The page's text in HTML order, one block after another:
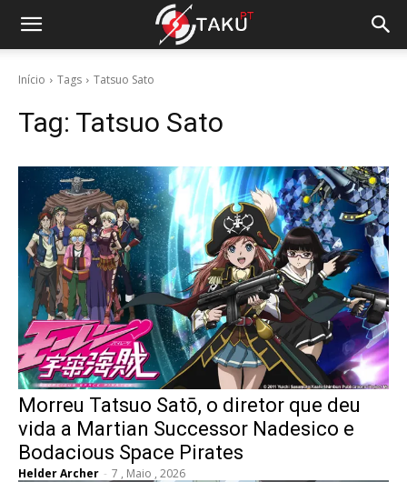
Início Tags Tatsuo Sato
Tag: Tatsuo Sato
Morreu Tatsuo Satō, o diretor que deu
vida a Martian Successor Nadesico e
Bodacious Space Pirates
Helder Archer - 7 , Maio , 2026